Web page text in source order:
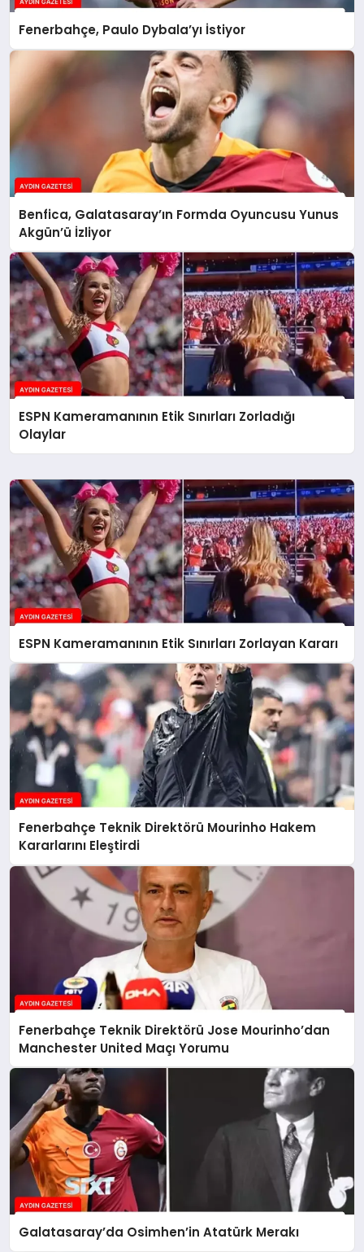
Fenerbahçe, Paulo Dybala’yı İstiyor
Benfica, Galatasaray’ın Formda Oyuncusu Yunus
Akgün’ü İzliyor
ESPN Kameramanının Etik Sınırları Zorladığı
Olaylar
ESPN Kameramanının Etik Sınırları Zorlayan Kararı
Fenerbahçe Teknik Direktörü Mourinho Hakem
Kararlarını Eleştirdi
Fenerbahçe Teknik Direktörü Jose Mourinho’dan
Manchester United Maçı Yorumu
Galatasaray’da Osimhen’in Atatürk Merakı